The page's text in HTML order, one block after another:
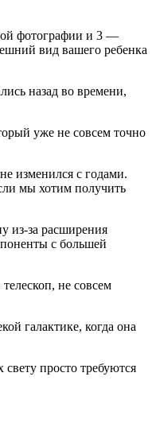
фотографии и 3 —
вид вашего ребенка
назад во времени,
уже не совсем точно
изменился с годами.
мы хотим получить
из-за расширения
с большей
не совсем
галактике, когда она
просто требуются